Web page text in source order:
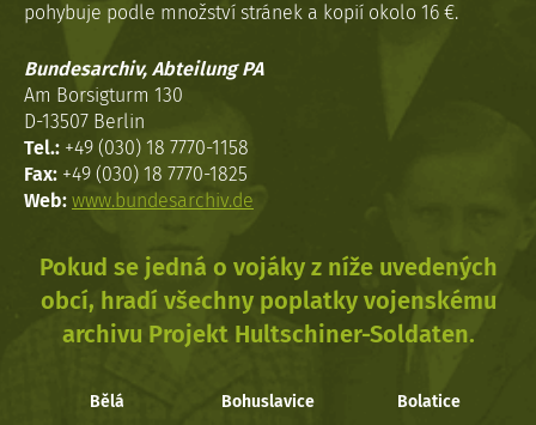
pohybuje podle množství stránek a kopií okolo 16 €.
Bundesarchiv, Abteilung PA
Am Borsigturm 130
D-13507 Berlin
Tel.: +49 (030) 18 7770-1158
Fax: +49 (030) 18 7770-1825
Web: www.bundesarchiv.de
Pokud se jedná o vojáky z níže uvedených
obcí, hradí všechny poplatky vojenskému
archivu Projekt Hultschiner-Soldaten.
Bělá Bohuslavice Bolatice